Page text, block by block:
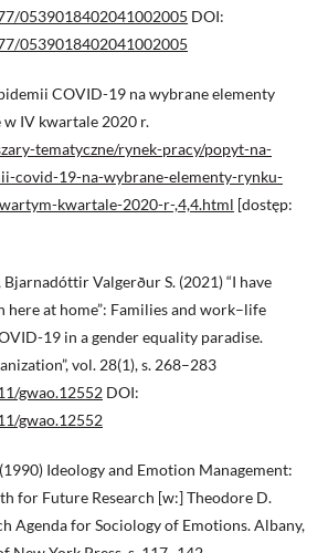
0539018402041002005 DOI:
0539018402041002005
COVID-19 na wybrane elementy
IV kwartale 2020 r.
tematyczne/rynek-pracy/popyt-na-
covid-19-na-wybrane-elementy-rynku-
kwartale-2020-r-,4,4.html [dostęp:
Valgerður S. (2021) “I have
at home”: Families and work–life
19 in a gender equality paradise.
vol. 28(1), s. 268–283
gwao.12552 DOI:
gwao.12552
Ideology and Emotion Management:
for Future Research [w:] Theodore D.
Agenda for Sociology of Emotions. Albany,